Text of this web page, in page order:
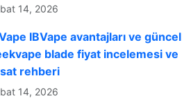
14, 2026
IBVape avantajları ve güncel
blade fiyat incelemesi ve
rehberi
14, 2026